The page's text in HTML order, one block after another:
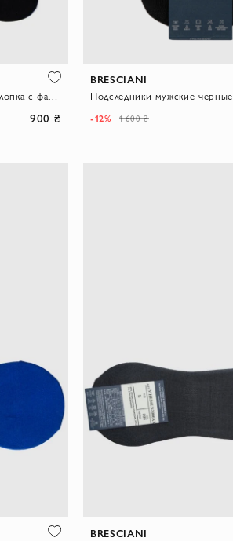
Носки классические из мягкого хлопка с фактурной вязкой
900 ₴
BRESCIANI
Подследники мужские черные
-12% 1 600 ₴
BRESCIANI